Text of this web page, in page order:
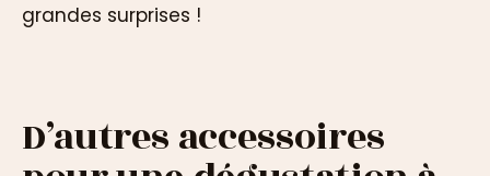
grandes surprises !
D’autres accessoires